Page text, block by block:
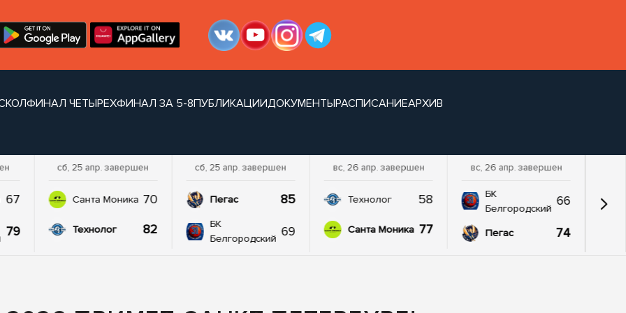
ФИНАЛ ЧЕТЫРЕХФИНАЛ ЗА 5-8ПУБЛИКАЦИИДОКУМЕНТЫРАСПИСАНИЕАРХИВ
67
79
сб, 25 апр. завершен
Санта Моника 70
Технолог 82
сб, 25 апр. завершен
Пегас 85
БК
Белгородский 69
вс, 26 апр. завершен
Технолог 58
Санта Моника 77
вс, 26 апр. завершен
БК
Белгородский 66
Пегас 74